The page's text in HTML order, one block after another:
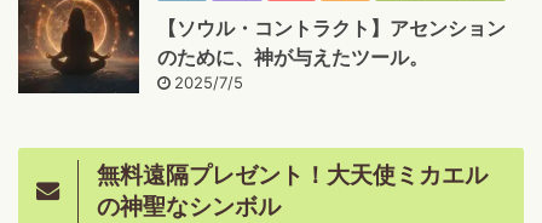
【ソウル・コントラクト】アセンション
のために、神が与えたツール。
2025/7/5
無料遠隔プレゼント！大天使ミカエル
の神聖なシンボル